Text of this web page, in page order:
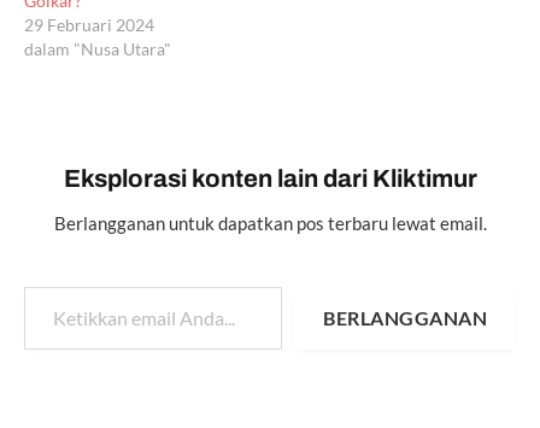
29 Februari 2024
dalam "Nusa Utara"
Eksplorasi konten lain dari Kliktimur
Berlangganan untuk dapatkan pos terbaru lewat email.
Ketikkan email Anda...
BERLANGGANAN